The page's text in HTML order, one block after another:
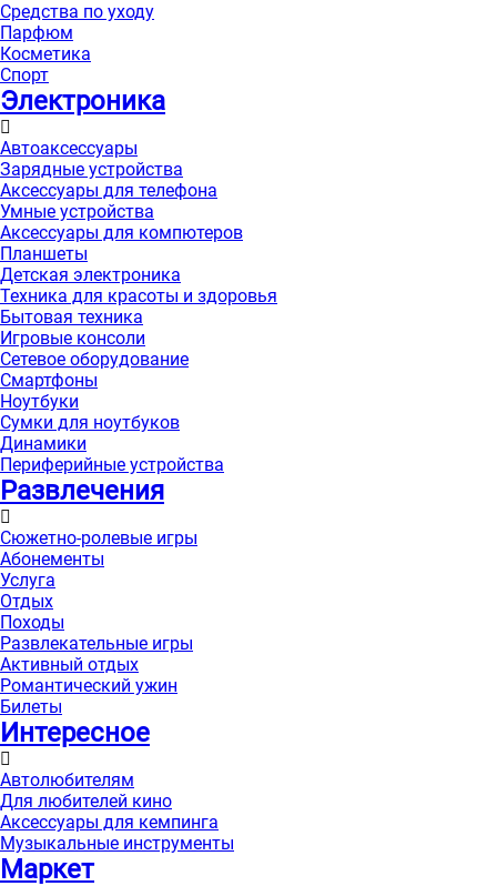
Средства по уходу
Парфюм
Косметика
Спорт
Электроника
Автоаксессуары
Зарядные устройства
Аксессуары для телефона
Умные устройства
Аксессуары для компютеров
Планшеты
Детская электроника
Техника для красоты и здоровья
Бытовая техника
Игровые консоли
Сетевое оборудование
Смартфоны
Ноутбуки
Сумки для ноутбуков
Динамики
Периферийные устройства
Развлечения
Сюжетно-ролевые игры
Абонементы
Услуга
Отдых
Походы
Развлекательные игры
Активный отдых
Романтический ужин
Билеты
Интересноe
Автолюбителям
Для любителей кино
Аксессуары для кемпинга
Музыкальные инструменты
Маркет